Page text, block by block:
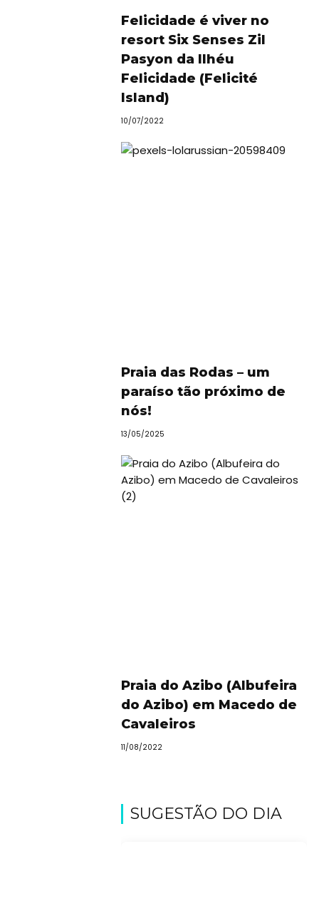
Felicidade é viver no
resort Six Senses Zil
Pasyon da Ilhéu
Felicidade (Felicité
Island)
10/07/2022
Praia das Rodas – um
paraíso tão próximo de
nós!
13/05/2025
Praia do Azibo (Albufeira
do Azibo) em Macedo de
Cavaleiros
11/08/2022
SUGESTÃO DO DIA